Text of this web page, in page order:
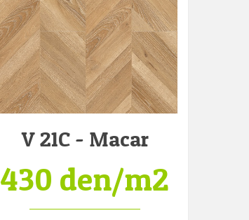
V 21C - Macar
430 den/m2